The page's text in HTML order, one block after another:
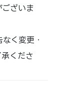
ざいま
く変更・
くださ